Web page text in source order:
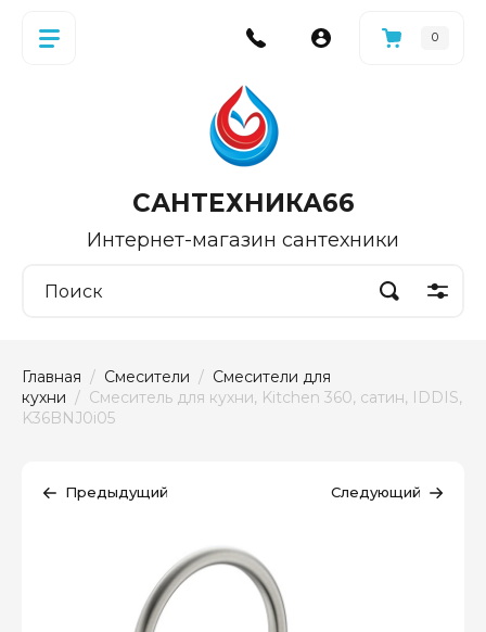
0
САНТЕХНИКА66
Интернет-магазин сантехники
Главная / Смесители / Смесители для
кухни /  Смеситель для кухни, Kitchen 360, сатин, IDDIS,
K36BNJ0i05
Предыдущий Следующий